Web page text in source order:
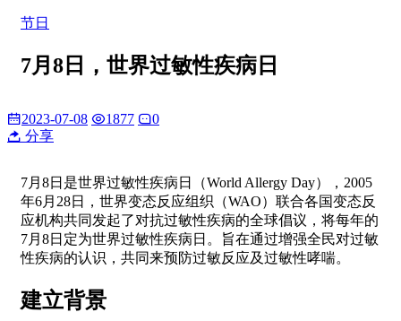
节日
7月8日，世界过敏性疾病日
2023-07-08 1877
0
分享
7月8日是世界过敏性疾病日（World Allergy Day），2005
年6月28日，世界变态反应组织（WAO）联合各国变态反
应机构共同发起了对抗过敏性疾病的全球倡议，将每年的
7月8日定为世界过敏性疾病日。旨在通过增强全民对过敏
性疾病的认识，共同来预防过敏反应及过敏性哮喘。
建立背景